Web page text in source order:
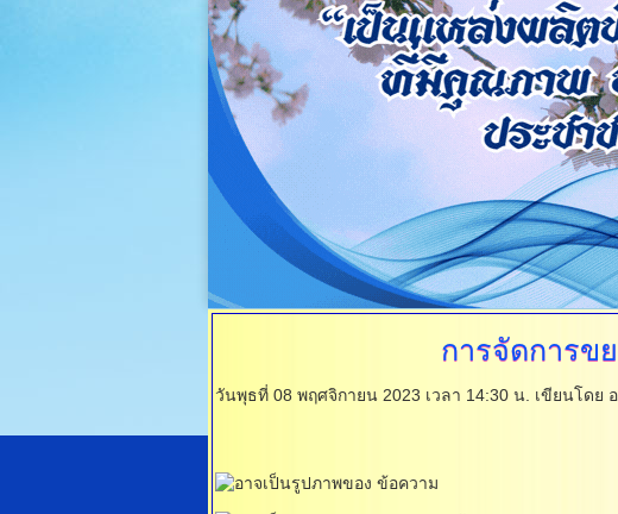
การจัดการข
วันพุธที่ 08 พฤศจิกายน 2023 เวลา 14:30 น. เขียนโดย